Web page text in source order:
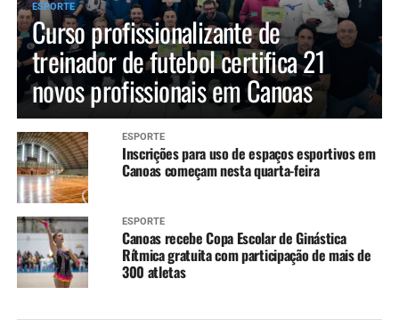
ESPORTE
Curso profissionalizante de
treinador de futebol certifica 21
novos profissionais em Canoas
ESPORTE
Inscrições para uso de espaços esportivos em
Canoas começam nesta quarta-feira
ESPORTE
Canoas recebe Copa Escolar de Ginástica
Rítmica gratuita com participação de mais de
300 atletas